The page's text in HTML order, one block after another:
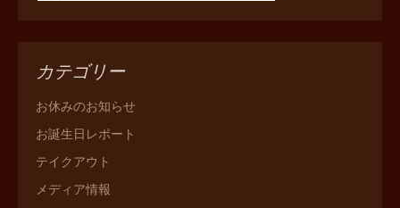
カテゴリー
お休みのお知らせ
お誕生日レポート
テイクアウト
メディア情報